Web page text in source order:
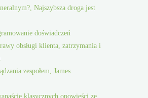
Najszybsza droga jest
doświadczeń
obsługi klienta, zatrzymania i
zespołem, James
klasycznych opowieści ze